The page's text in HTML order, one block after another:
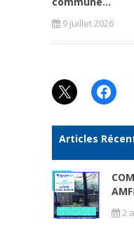
9 juillet 2026
X
Articles
2